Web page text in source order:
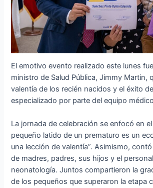
El emotivo evento realizado este lunes
ministro de Salud Pública, Jimmy Martin,
valentía de los recién nacidos y el éxito
especializado por parte del equipo
La jornada de celebración se enfocó en el
pequeño latido de un prematuro es un
una lección de valentía”. Asimismo,
de madres, padres, sus hijos y el
neonatología. Juntos compartieron la
de los pequeños que superaron la etapa